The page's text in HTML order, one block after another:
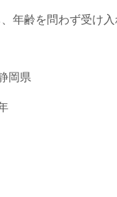
年齢を問わず受け入
岡県